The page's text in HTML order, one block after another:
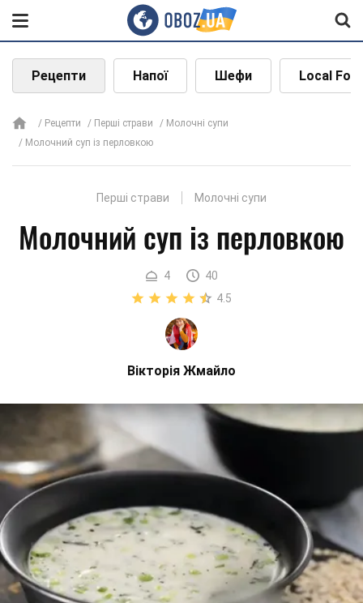
Рецепти Напої Шефи Local
Рецепти Перші страви
Молочні супи
Молочний суп із перловкою
Перші страви Молочні супи
Молочний суп із перловкою
4
40
4.5
Вікторія Жмайло